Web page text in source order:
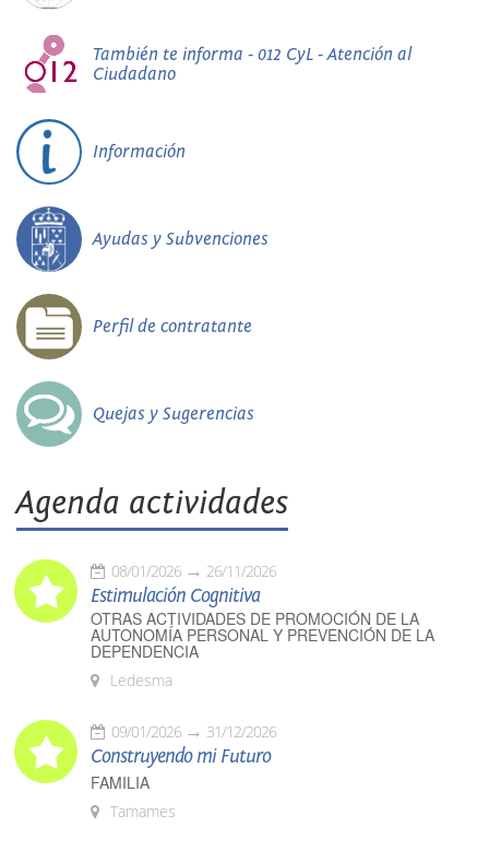
También te informa - 012 CyL - Atención al
Ciudadano
Información
Ayudas y Subvenciones
Perfil de contratante
Quejas y Sugerencias
Agenda actividades
08/01/2026 26/11/2026
Estimulación Cognitiva
OTRAS ACTIVIDADES DE PROMOCIÓN DE LA
AUTONOMÍA PERSONAL Y PREVENCIÓN DE LA
DEPENDENCIA
Ledesma
09/01/2026 31/12/2026
Construyendo mi Futuro
FAMILIA
Tamames